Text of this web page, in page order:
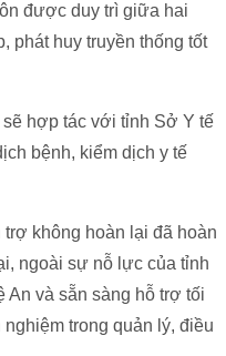
được duy trì giữa hai
phát huy truyền thống tốt
hợp tác với tỉnh Sở Y tế
bệnh, kiểm dịch y tế
không hoàn lại đã hoàn
ngoài sự nỗ lực của tỉnh
An và sẵn sàng hỗ trợ tối
trong quản lý, điều